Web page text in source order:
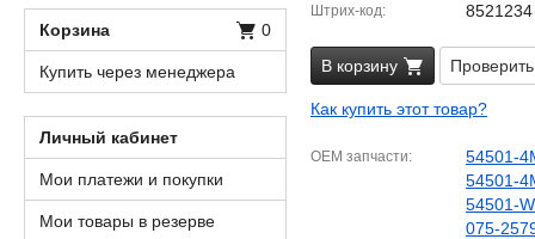
Штрих-код 8521234
В корзину
Как купить этот товар?
OEM запчасти
54501-
54501-
54501-
075-
Корзина 0
Купить через менеджера
Личный кабинет
Мои платежи и покупки
Мои товары в резерве